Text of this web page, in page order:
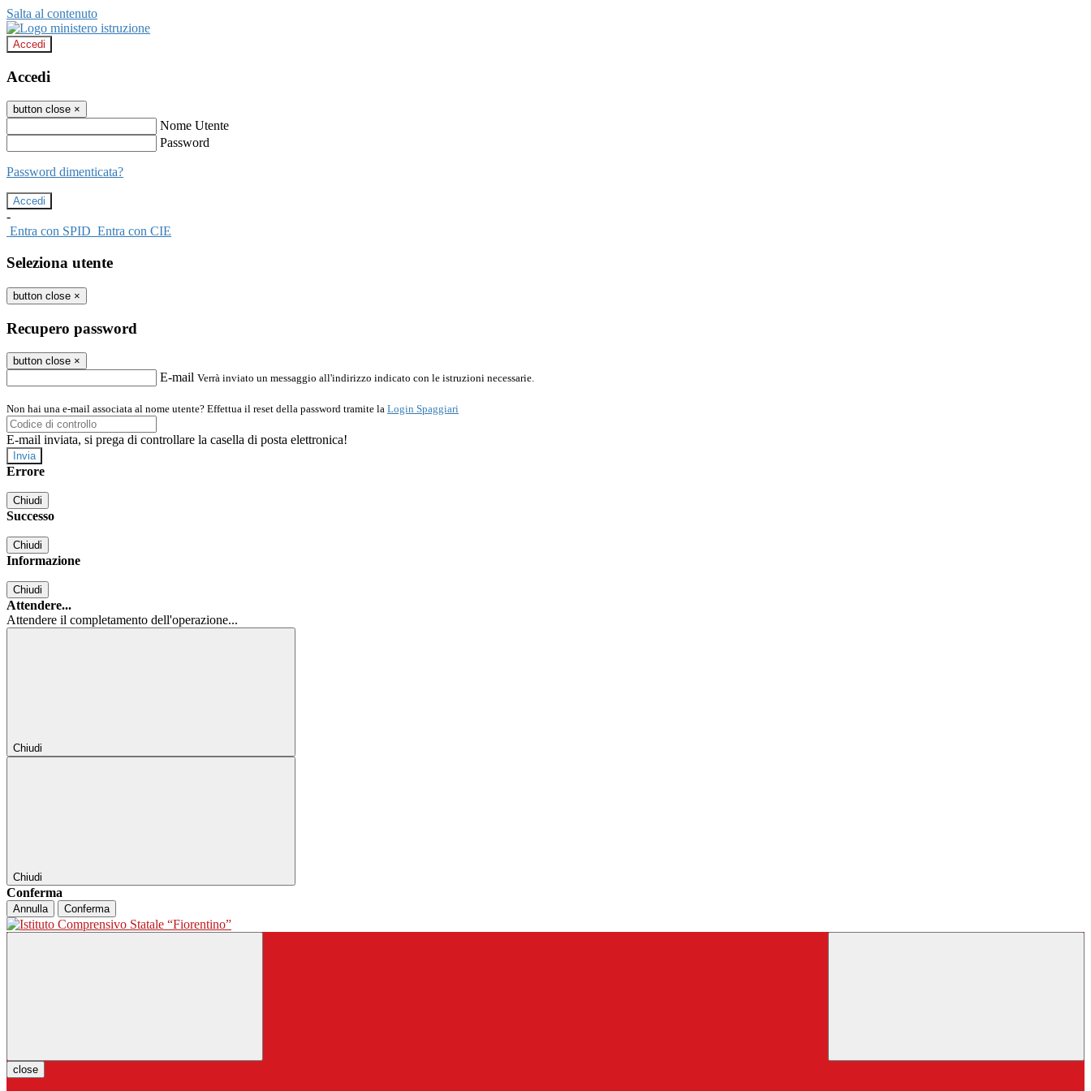
Salta al contenuto
Accedi
Accedi
button close ×
Nome Utente
Password
Password dimenticata?
-
Entra con SPID Entra con CIE
Seleziona utente
button close ×
Recupero password
button close ×
E-mail Verrà inviato un messaggio all'indirizzo indicato con le istruzioni necessarie.
Non hai una e-mail associata al nome utente? Effettua il reset della password tramite la Login Spaggiari
E-mail inviata, si prega di controllare la casella di posta elettronica!
Errore
Chiudi
Successo
Chiudi
Informazione
Chiudi
Attendere...
Attendere il completamento dell'operazione...
Chiudi
Chiudi
Conferma
Annulla Conferma
close